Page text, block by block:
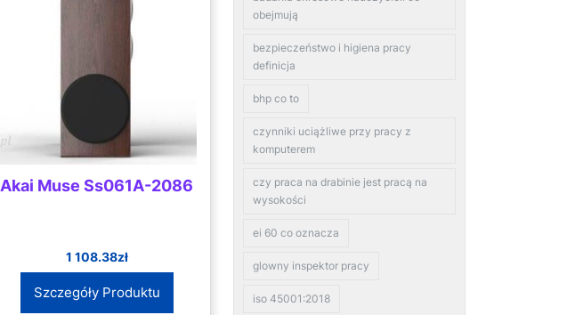
Akai Muse Ss061A-2086
1 108.38zł
Szczegóły Produktu
obejmują
bezpieczeństwo i higiena pracy
definicja
bhp co to
czynniki uciążliwe przy pracy z
komputerem
czy praca na drabinie jest pracą na
wysokości
ei 60 co oznacza
glowny inspektor pracy
iso 45001:2018